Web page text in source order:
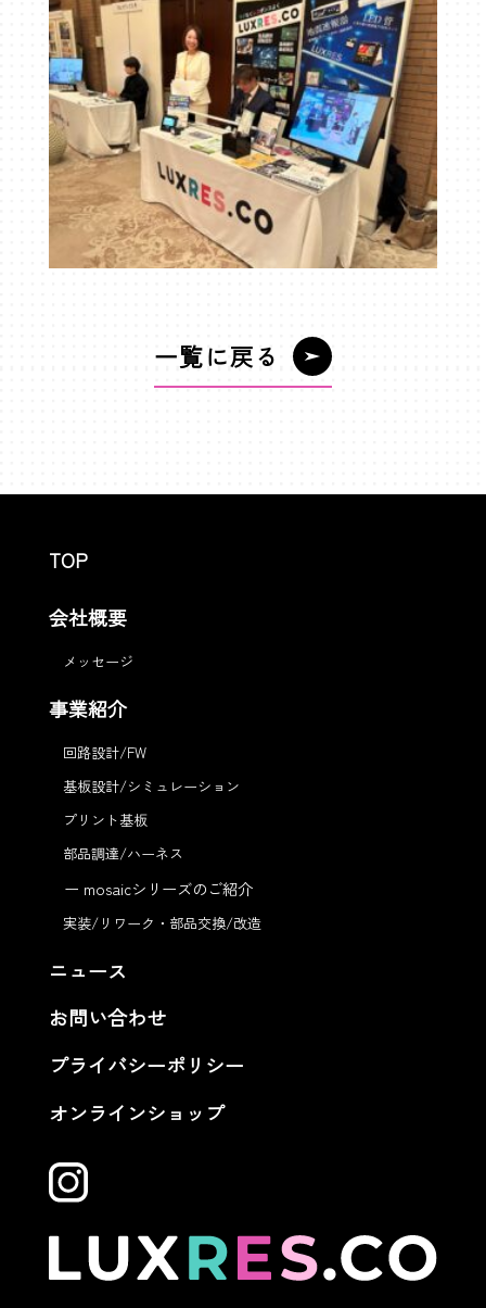
一覧に戻る
TOP
会社概要
メッセージ
事業紹介
回路設計/FW
基板設計/シミュレーション
プリント基板
部品調達/ハーネス
ー mosaicシリーズのご紹介
実装/リワーク・部品交換/改造
ニュース
お問い合わせ
プライバシーポリシー
オンラインショップ